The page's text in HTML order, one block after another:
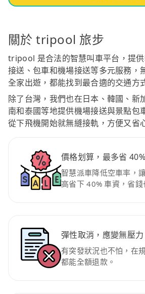
關於 tripool 旅步
tripool 是合法的智慧叫車平台，提
接送、包車和機場接送等多元服務，
全家出遊，都能找到最合適的交通方
除了台灣，我們也在日本、韓國、新
南和泰國等地提供機場接送與景點包
從下飛機開始就無縫接軌，方便又省
價格划算，最多省 40%
智慧派車降低空車率，
高省下 40% 車資，省錢
彈性取消，應變無壓力
有突發狀況也不怕，在
都能全額退款。